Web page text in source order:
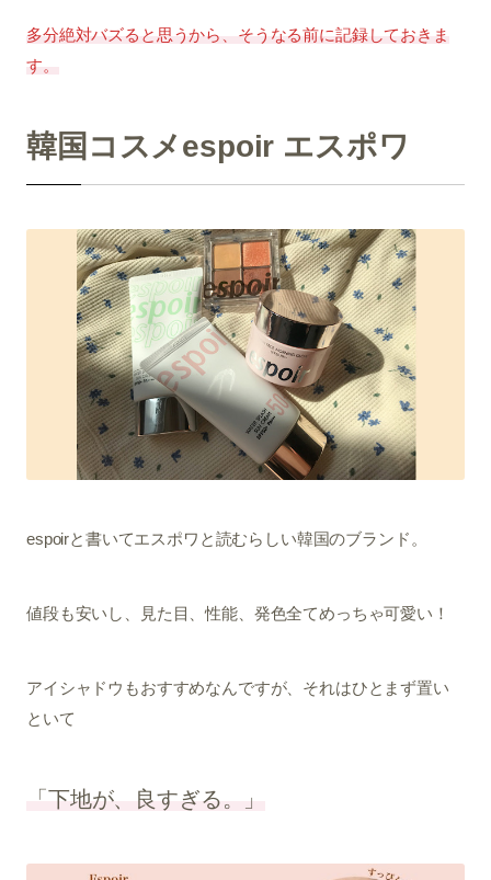
多分絶対バズると思うから、そうなる前に記録しておきま
す。
韓国コスメespoir エスポワ
espoirと書いてエスポワと読むらしい韓国のブランド。
値段も安いし、見た目、性能、発色全てめっちゃ可愛い！
アイシャドウもおすすめなんですが、それはひとまず置い
といて
「下地が、良すぎる。」